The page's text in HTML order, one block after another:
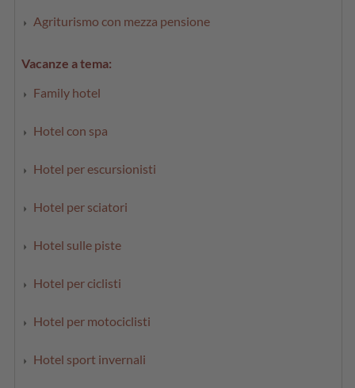
Agriturismo con mezza pensione
Vacanze a tema:
Family hotel
Hotel con spa
Hotel per escursionisti
Hotel per sciatori
Hotel sulle piste
Hotel per ciclisti
Hotel per motociclisti
Hotel sport invernali